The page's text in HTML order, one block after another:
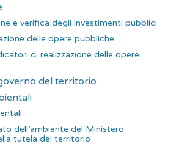
e verifica degli investimenti pubblici
delle opere pubbliche
di realizzazione delle opere
del territorio
dell’ambiente del Ministero
tutela del territorio